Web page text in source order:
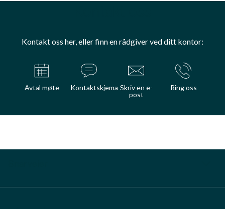
Kontakt oss her, eller finn en rådgiver ved ditt kontor:
Avtal møte Kontaktskjema Skriv en e-
post
Ring oss